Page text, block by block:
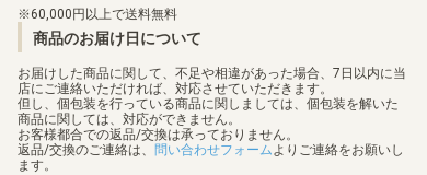
60,000円以上で送料無料
商品のお届け日について
お届けした商品に関して、不足や相違があった場合、7日以内に当
店にご連絡いただければ、対応させていただきます。
但し、個包装を行っている商品に関しましては、個包装を解いた
商品に関しては、対応ができません。
お客様都合での返品/交換は承っておりません。
返品/交換のご連絡は、 問い合わせフォームよりご連絡をお願いし
ます。